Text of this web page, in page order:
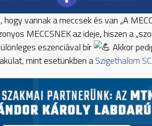
hogy vannak a meccsek és van „A
MECCSNEK az ideje, hiszen a
eszenciával bír
Akkor
mint esetünkben aSzigethalom SC